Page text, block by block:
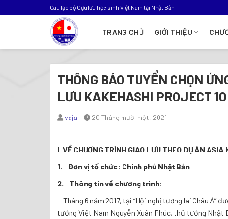
qua
Câu lạc bộ Cựu lưu học sinh Việt Nam tại Nhật Bản
TRANG CHỦ GIỚI THIỆU
THÔNG BÁO TUYỂN CHỌN
LƯU KAKEHASHI PROJECT
vaja 20 Tháng mười một, 2021
I. VỀ CHƯƠNG TRÌNH GIAO LƯU THEO DỰ ÁN ASIA
1.
Đơn vị tổ chức: Chính phủ Nhật Bản
2
Thông tin về chương trình:
Tháng 6 năm 2017, tại “Hội nghị tương lai Châu Á”
tướng Việt Nam Nguyễn Xuân Phúc, thủ tướng Nhật